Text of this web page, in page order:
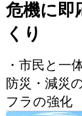
危機に即
くり
・市民と一
防災・減災
フラの強化